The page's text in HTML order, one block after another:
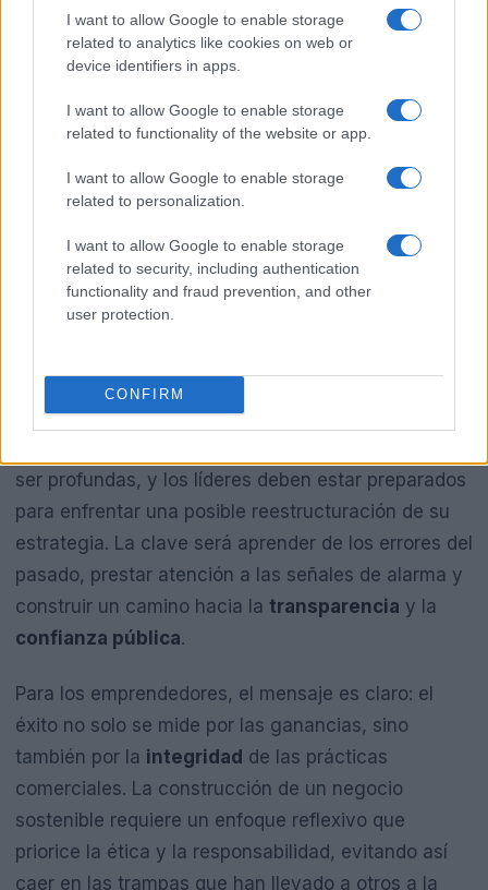
I want to allow Google to enable storage
related to analytics like cookies on web or
device identifiers in apps.
I want to allow Google to enable storage
related to functionality of the website or app.
I want to allow Google to enable storage
related to personalization.
I want to allow Google to enable storage
related to security, including authentication
functionality and fraud prevention, and other
user protection.
CONFIRM
Para el Gobierno argentino, la crisis provocada por
los audios de Spagnuolo representa un desafío
ser profundas, y los líderes deben estar preparados
para enfrentar una posible reestructuración de su
estrategia. La clave será aprender de los errores del
pasado, prestar atención a las señales de alarma y
construir un camino hacia la transparencia y la
confianza pública.
Para los emprendedores, el mensaje es claro: el
éxito no solo se mide por las ganancias, sino
también por la integridad de las prácticas
comerciales. La construcción de un negocio
sostenible requiere un enfoque reflexivo que
priorice la ética y la responsabilidad, evitando así
caer en las trampas que han llevado a otros a la